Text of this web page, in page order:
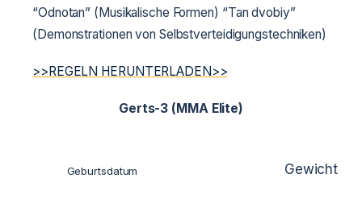
“Odnotan” (Musikalische Formen) “Tan dvobiy”
(Demonstrationen von Selbstverteidigungstechniken)
>>REGELN HERUNTERLADEN>>
Gerts-3 (MMA Elite)
Geburtsdatum Gewicht